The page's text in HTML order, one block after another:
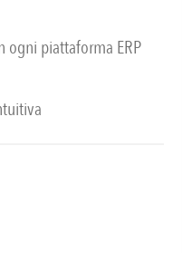
ogni piattaforma ERP